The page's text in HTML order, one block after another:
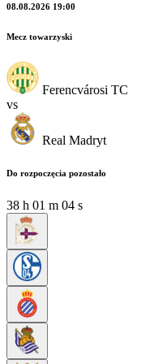
08.08.2026 19:00
Mecz towarzyski
Ferencvárosi TC
vs
Real Madryt
Do rozpoczęcia pozostało
38 h 01 m 03 s